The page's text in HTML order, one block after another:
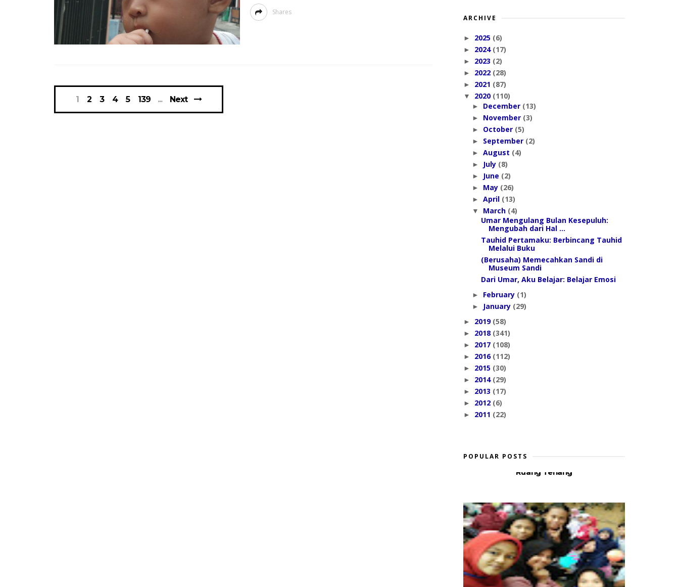
Shares
1 2 3 4 5 139 Next
ARCHIVE
► 2025 (6)
► 2024 (17)
► 2023 (2)
► 2022 (28)
► 2021 (87)
▼ 2020 (110)
► December (13)
► November (3)
► October (5)
► September (2)
► August (4)
► July (8)
► June (2)
► May (26)
► April (13)
▼ March (4)
Umar Mengulang Bulan Kesepuluh:
Mengubah dari Hal ...
Tauhid Pertamaku: Berbincang Tauhid
Melalui Buku
(Berusaha) Memecahkan Sandi di
Museum Sandi
Dari Umar, Aku Belajar: Belajar Emosi
► February (1)
► January (29)
► 2019 (58)
► 2018 (341)
► 2017 (108)
► 2016 (112)
► 2015 (30)
► 2014 (29)
► 2013 (17)
► 2012 (6)
► 2011 (22)
POPULAR POSTS
Ruang Tenang